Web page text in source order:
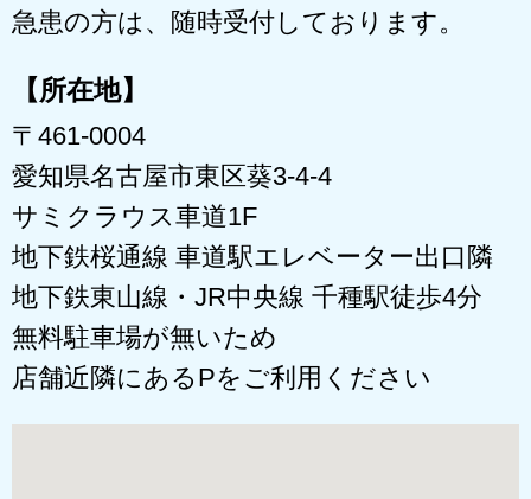
急患の方は、随時受付しております。
【所在地】
〒461-0004
愛知県名古屋市東区葵3-4-4
サミクラウス車道1F
地下鉄桜通線 車道駅エレベーター出口隣
地下鉄東山線・JR中央線 千種駅徒歩4分
無料駐車場が無いため
店舗近隣にあるPをご利用ください